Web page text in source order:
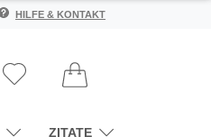
HILFE & KONTAKT
ZITATE